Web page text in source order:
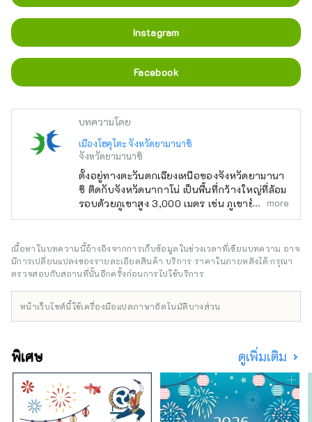
Instagram
Facebook
บทความโดย
เมืองโฮคุโตะ จังหวัดยามานาชิ
จังหวัดยามานาชิ
ตั้งอยู่ทางตะวันตกเฉียงเหนือของจังหวัดยามานา
ชิ ติดกับจังหวัดนากาโน่ เป็นพื้นที่กว้างใหญ่ที่ล้อม
รอบด้วยภูเขาสูง 3,000 เมตร เช่น ภูเขายัตสึงา
ทาเกะ เทือกเขาแอลป์ตอนใต้ และภูเขาคินปุ และ
รถยนต์ประมาณ 2 ชั่วโมงจากโตเกียว ประมาณ 1
ชั่วโมงโดยรถยนต์จากภูเขาไฟฟูจิ และประมาณ 1
ชั่วโมงโดยรถยนต์จากมัตสึโมโต้ และเนื่องจาก
เดินทางมาตลอดทั้งปี เป็นที่รู้จักในนาม ``หมู่บ้าน
ธรรมชาติ และเรามีน้ำแร่ที่มีปริมาณการผลิตมาก
ที่สุดแห่งหนึ่งในญี่ปุ่น สาเกผลิตจากน้ำใสเช่นกัน
และคุณสามารถเพลิดเพลินกับทิวทัศน์ธรรมชาติที่
สวยงามและอาหารอันอุดมสมบูรณ์ได้
more
เนื้อหาในบทความนี้อ้างอิงจากการเก็บข้อมูลในช่วงเวลาที่เขียนบทความ อาจ
มีการเปลี่ยนแปลงของรายละเอียดสินค้า บริการ ราคาในภายหลังได้ กรุณา
ตรวจสอบกับสถานที่นั้นอีกครั้งก่อนการไปใช้บริการ
หน้าเว็บไซต์นี้ใช้เครื่องมือแปลภาษาอัตโนมัติบางส่วน
พิเศษ ดูเพิ่มเติม